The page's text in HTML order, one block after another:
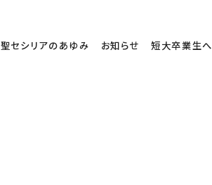
聖セシリアのあゆみ お知らせ 短大卒業生へ